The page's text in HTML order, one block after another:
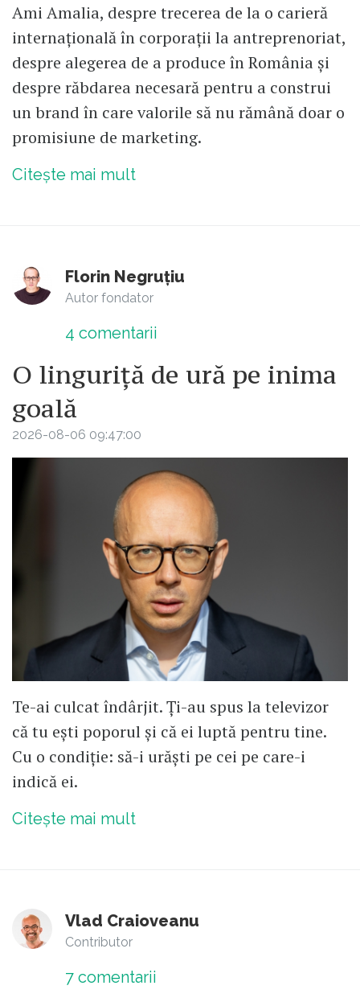
Ami Amalia, despre trecerea de la o carieră
internațională în corporații la antreprenoriat,
despre alegerea de a produce în România și
despre răbdarea necesară pentru a construi
un brand în care valorile să nu rămână doar o
promisiune de marketing.
Citește mai mult
Florin Negruțiu
Autor fondator
4 comentarii
O linguriță de ură pe inima
goală
2026-08-06 09:47:00
Te-ai culcat îndârjit. Ți-au spus la televizor
că tu ești poporul și că ei luptă pentru tine.
Cu o condiție: să-i urăști pe cei pe care-i
indică ei.
Citește mai mult
Vlad Craioveanu
Contributor
7 comentarii